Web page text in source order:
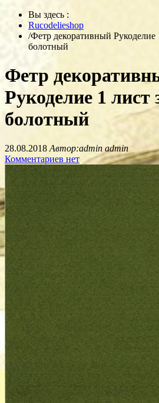
Вы здесь :
Rucodelieshop
/Фетр декоративный Рукоделие
болотный
Фетр
Рукоделие 1 лист
болотный
28.08.2018 Автор:admin admin
Комментариев нет